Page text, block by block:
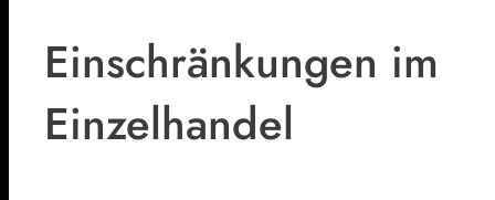
Einschränkungen im
Einzelhandel